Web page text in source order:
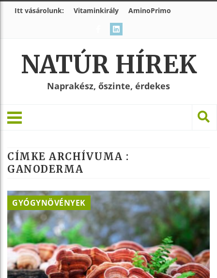
Itt vásárolunk: Vitaminkirály AminoPrimo
NATÚR HÍREK
Naprakész, őszinte, érdekes
CÍMKE ARCHÍVUMA :
GANODERMA
GYÓGYNÖVÉNYEK